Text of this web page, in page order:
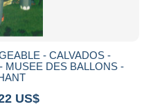
- CALVADOS -
MUSEE DES BALLONS -
US$